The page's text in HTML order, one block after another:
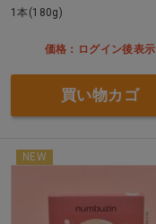
1本(180g)
価格：ログイン後表示
買い物カゴ
NEW